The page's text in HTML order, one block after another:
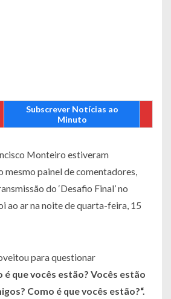
Subscrever Notícias ao
Minuto
Monteiro estiveram
mesmo painel de comentadores,
do ‘Desafio Final’ no
ao ar na noite de quarta-feira, 15
para questionar
é que vocês estão? Vocês estão
Como é que vocês estão?“.